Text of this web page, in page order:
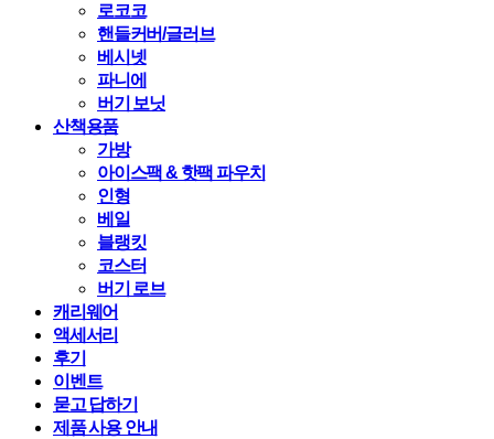
로코코
핸들커버/글러브
베시넷
파니에
버기 보닛
산책용품
가방
아이스팩 & 핫팩 파우치
인형
베일
블랭킷
코스터
버기 로브
캐리웨어
액세서리
후기
이벤트
묻고 답하기
제품 사용 안내